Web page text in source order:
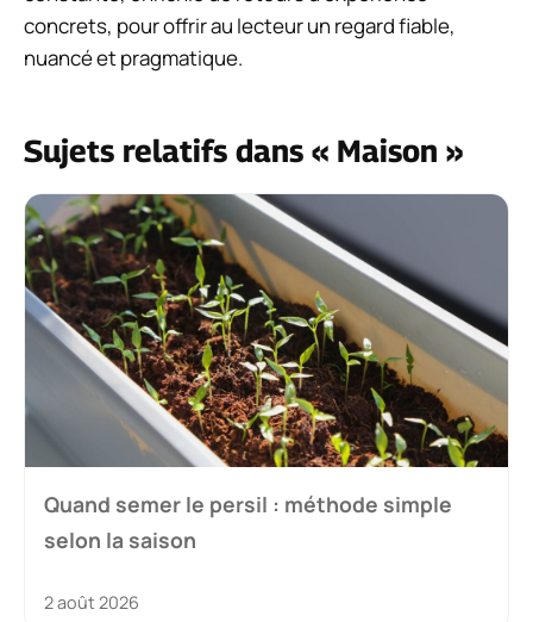
concrets, pour offrir au lecteur un regard fiable,
nuancé et pragmatique.
Sujets relatifs dans « Maison »
Quand semer le persil : méthode simple
selon la saison
2 août 2026